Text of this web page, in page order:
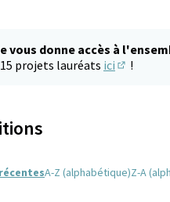
vous donne accès à
projets lauréats ici !
A-Z (alphabétique)Z-A